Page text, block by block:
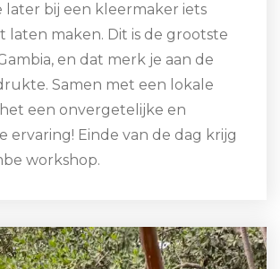
later bij een kleermaker iets
laten maken. Dit is de grootste
en dat merk je aan de
Samen met een lokale
een onvergetelijke en
ervaring! Einde van de dag krijg
workshop.